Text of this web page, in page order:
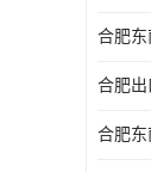
合肥东
合肥东